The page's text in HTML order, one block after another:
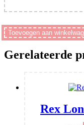
Mushie
Siliconen
Placemat
-
Toevoegen aan
Gerelateerde
Rex